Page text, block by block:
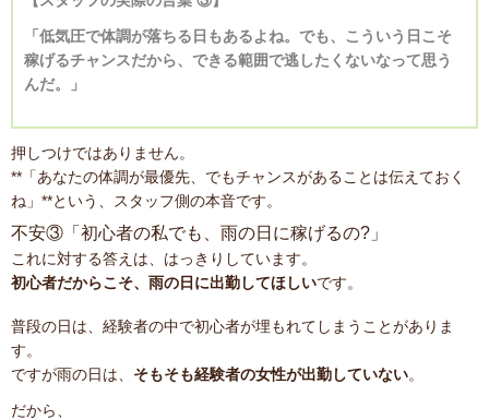
「低気圧で体調が落ちる日もあるよね。でも、こういう日こそ
稼げるチャンスだから、できる範囲で逃したくないなって思う
んだ。」
押しつけではありません。
**「あなたの体調が最優先、でもチャンスがあることは伝えておく
ね」**という、スタッフ側の本音です。
不安③「初心者の私でも、雨の日に稼げるの?」
これに対する答えは、はっきりしています。
初心者だからこそ、雨の日に出勤してほしいです。
普段の日は、経験者の中で初心者が埋もれてしまうことがありま
す。
ですが雨の日は、 そもそも経験者の女性が出勤していない。
だから、